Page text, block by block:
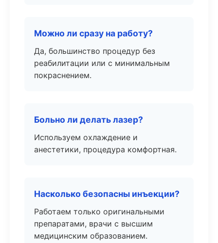
Можно ли сразу на работу?
Да, большинство процедур без
реабилитации или с минимальным
покраснением.
Больно ли делать лазер?
Используем охлаждение и
анестетики, процедура комфортная.
Насколько безопасны инъекции?
Работаем только оригинальными
препаратами, врачи с высшим
медицинским образованием.